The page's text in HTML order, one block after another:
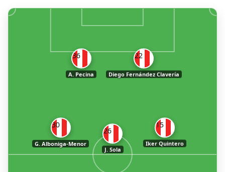
30
G. Alboniga-Menor
26
J. Sola
15
Iker Quintero
36
A. Pecina
22
Diego Fernández Clavería